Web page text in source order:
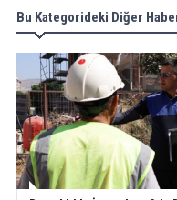
ve
Bu Kategorideki Diğer